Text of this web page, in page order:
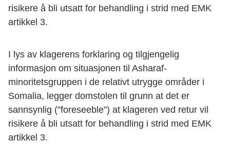
risikere å bli utsatt for behandling i strid med EMK
artikkel 3.
I lys av klagerens forklaring og tilgjengelig
informasjon om situasjonen til Asharaf-
minoritetsgruppen i de relativt utrygge områder i
Somalia, legger domstolen til grunn at det er
sannsynlig (”foreseeble”) at klageren ved retur vil
risikere å bli utsatt for behandling i strid med EMK
artikkel 3.